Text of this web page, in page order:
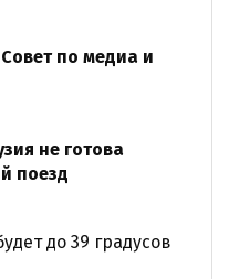
по медиа и
не готова
поезд
до 39 градусов